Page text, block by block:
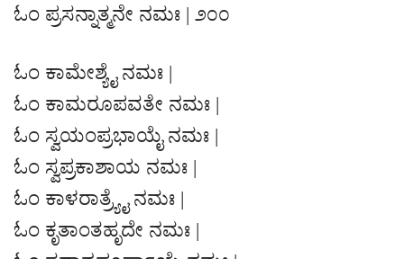
ಓಂ ಪ್ರಸನ್ನಾತ್ಮನೇ ನಮಃ | ೨೦೦
ಓಂ ಕಾಮೇಶ್ಯೈ ನಮಃ |
ಓಂ ಕಾಮರೂಪವತೇ ನಮಃ |
ಓಂ ಸ್ವಯಂಪ್ರಭಾಯೈ ನಮಃ |
ಓಂ ಸ್ವಪ್ರಕಾಶಾಯ ನಮಃ |
ಓಂ ಕಾಳರಾತ್ರ್ಯೈ ನಮಃ |
ಓಂ ಕೃತಾಂತಹೃದೇ ನಮಃ |